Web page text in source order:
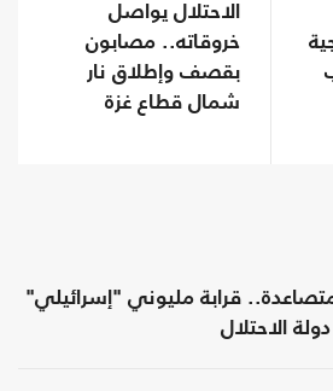
الاحتلال يواصل
خروقاته.. مصابون
بقصف وإطلاق نار
شمال قطاع غزة
قرابة مليوني "إسرائيلي"
الاحتلال